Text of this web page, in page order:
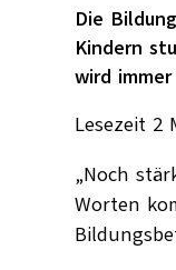
Die
Kindern
wird
Lesezeit 2
„Noch
Worten